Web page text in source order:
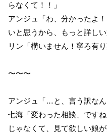
らなくて！！」
アンジュ「わ、分かったよ
いと思うから、もっと詳し
リン「構いません！寧ろ有り
〜〜〜
アンジュ「…と、言う訳なん
七海「変わった相談、です
じゃなくて、見て欲しい娘